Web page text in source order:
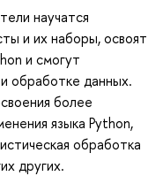
научатся
и их наборы, освоят
и смогут
обработке данных.
более
языка Python,
обработка
других.